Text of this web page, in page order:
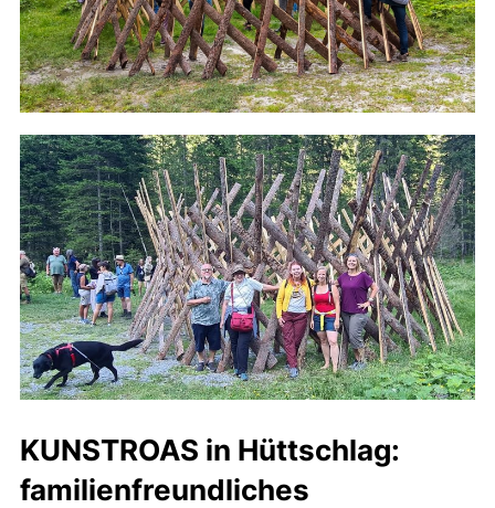
KUNSTROAS in Hüttschlag:
familienfreundliches